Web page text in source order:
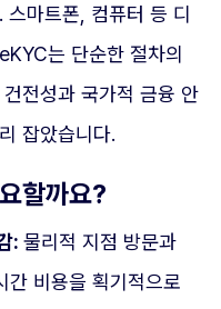
마트폰, 컴퓨터 등 디
는 단순한 절차의
전성과 국가적 금융 안
잡았습니다.
할까요?
: 물리적 지점 방문과
간 비용을 획기적으로